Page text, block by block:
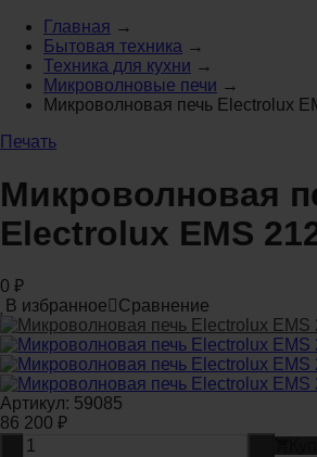
Главная →
Бытовая техника →
Техника для кухни →
Микроволновые печи →
Микроволновая печь Electrolux
Печать
Микроволновая
Electrolux EMS
0 ₽
В избранное
Сравнение
Артикул: 59085
86 200 ₽